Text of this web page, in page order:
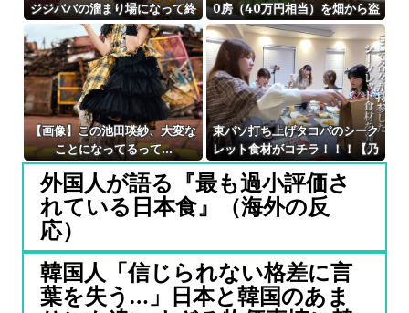
ジジババの溜まり場になって終
わるwwwwwwwwwwww
0房（40万円相当）を畑から盗
んだ男を逮捕 ネットで販売し
ていた模様
【画像】この池田瑛紗、大変な
ことになってるって...
東パソ打ち上げタコパのシーク
レット食材がコチラ！！！【乃
木坂46】
外国人が語る『最も過小評価さ
れている日本食』（海外の反
応）
韓国人「信じられない格差に言
葉を失う…」日本と韓国のあま